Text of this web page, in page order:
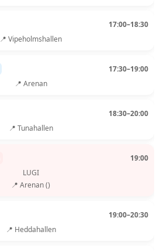
17:00–18:30
📍 Vipeholmshallen
17:30–19:00
📍 Arenan
18:30–20:00
📍 Tunahallen
19:00
LUGI
📍 Arenan ()
19:00–20:30
📍 Heddahallen